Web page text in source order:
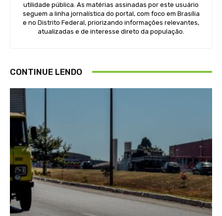
utilidade pública. As matérias assinadas por este usuário
seguem a linha jornalística do portal, com foco em Brasília
e no Distrito Federal, priorizando informações relevantes,
atualizadas e de interesse direto da população.
CONTINUE LENDO